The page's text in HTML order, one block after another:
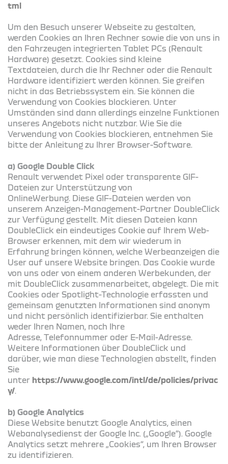
tml
Um den Besuch unserer Webseite zu gestalten,
werden Cookies an Ihren Rechner sowie die von uns in
den Fahrzeugen integrierten Tablet PCs (Renault
Hardware) gesetzt. Cookies sind kleine
Textdateien, durch die Ihr Rechner oder die Renault
Hardware identifiziert werden können. Sie greifen
nicht in das Betriebssystem ein. Sie können die
Verwendung von Cookies blockieren. Unter
Umständen sind dann allerdings einzelne Funktionen
unseres Angebots nicht nutzbar. Wie Sie die
Verwendung von Cookies blockieren, entnehmen Sie
bitte der Anleitung zu Ihrer Browser-Software.
a) Google Double Click
Renault verwendet Pixel oder transparente GIF-
Dateien zur Unterstützung von
OnlineWerbung. Diese GIF-Dateien werden von
unserem Anzeigen-Management-Partner DoubleClick
zur Verfügung gestellt. Mit diesen Dateien kann
DoubleClick ein eindeutiges Cookie auf Ihrem Web-
Browser erkennen, mit dem wir wiederum in
Erfahrung bringen können, welche Werbeanzeigen die
User auf unsere Website bringen. Das Cookie wurde
von uns oder von einem anderen Werbekunden, der
mit DoubleClick zusammenarbeitet, abgelegt. Die mit
Cookies oder Spotlight-Technologie erfassten und
gemeinsam genutzten Informationen sind anonym
und nicht persönlich identifizierbar. Sie enthalten
weder Ihren Namen, noch Ihre
Adresse, Telefonnummer oder E-Mail-Adresse.
Weitere Informationen über DoubleClick und
darüber, wie man diese Technologien abstellt, finden
Sie
unter https://www.google.com/intl/de/policies/privac
y/.
b) Google Analytics
Diese Website benutzt Google Analytics, einen
Webanalysedienst der Google Inc. („Google“). Google
Analytics setzt mehrere „Cookies“, um Ihren Browser
zu identifizieren.